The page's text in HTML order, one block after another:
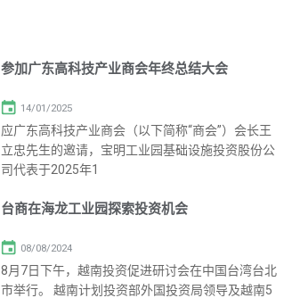
参加广东高科技产业商会年终总结大会
14/01/2025
应广东高科技产业商会（以下简称“商会”）会长王
立忠先生的邀请，宝明工业园基础设施投资股份公
司代表于2025年1
台商在海龙工业园探索投资机会
08/08/2024
8月7日下午，越南投资促进研讨会在中国台湾台北
市举行。 越南计划投资部外国投资局领导及越南5